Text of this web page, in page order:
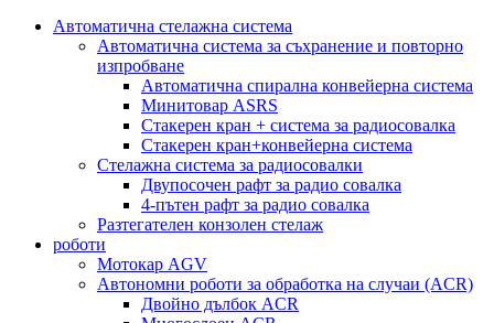
Автоматична стелажна система
Автоматична система за съхранение и повторно
изпробване
Автоматична спирална конвейерна система
Минитовар ASRS
Стакерен кран + система за радиосовалка
Стакерен кран+конвейерна система
Стелажна система за радиосовалки
Двупосочен рафт за радио совалка
4-пътен рафт за радио совалка
Разтегателен конзолен стелаж
роботи
Мотокар AGV
Автономни роботи за обработка на случаи (ACR)
Двойно дълбок ACR